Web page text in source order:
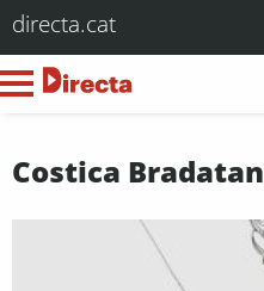
directa.cat
Costica Bradatan